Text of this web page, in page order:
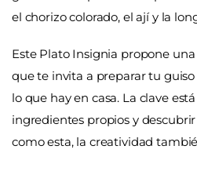
el chorizo colorado, el ají y la
Este Plato Insignia propone
que te invita a preparar tu
lo que hay en casa. La clave
ingredientes propios y
como esta, la creatividad